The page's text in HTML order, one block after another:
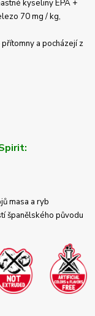
kyseliny EPA +
70 mg / kg,
a pocházejí z
masa a ryb
španělského původu